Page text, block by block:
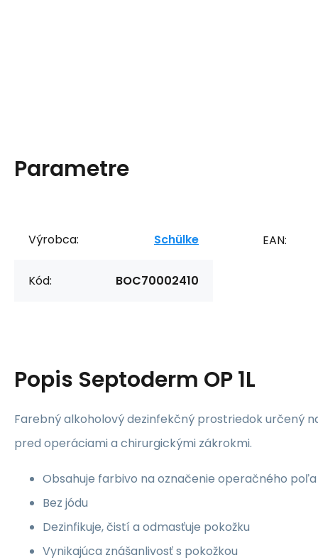
Parametre
Výrobca: Schülke
Kód: BOC70002410
EAN:
Popis Septoderm OP 1L
Farebný alkoholový dezinfekčný prostriedok určený
pred operáciami a chirurgickými zákrokmi.
Obsahuje farbivo na označenie operačného poľa
Bez jódu
Dezinfikuje, čistí a odmasťuje pokožku
Vynikajúca znášanlivosť s pokožkou